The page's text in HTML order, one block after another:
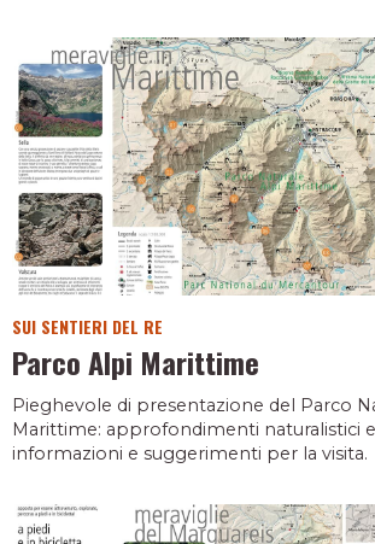
SUI SENTIERI DEL RE
Parco Alpi Marittime
Pieghevole di presentazione del Parco
Marittime: approfondimenti naturalistici
informazioni e suggerimenti per la visita.